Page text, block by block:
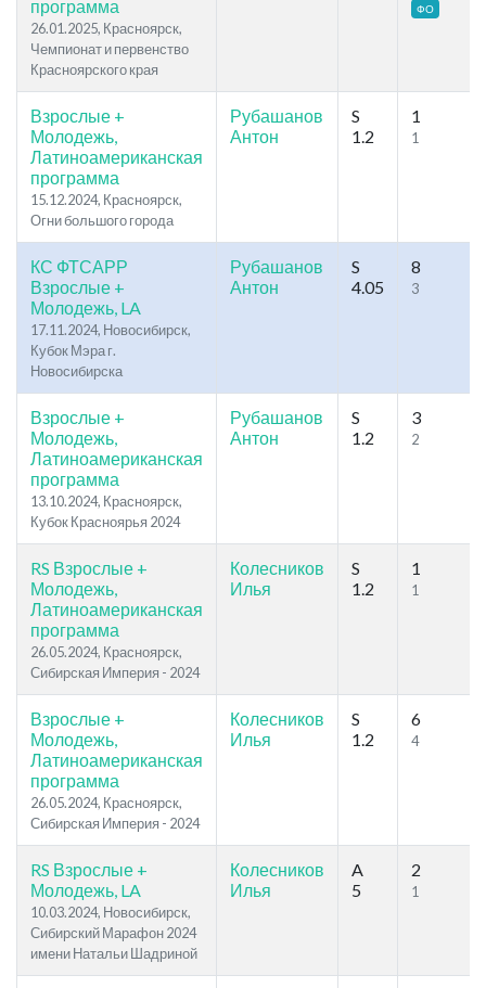
программа
26.01.2025, Красноярск,
Чемпионат и первенство
Красноярского края
ФО
Взрослые +
Молодежь,
Латиноамериканская
программа
15.12.2024, Красноярск,
Огни большого города
Рубашанов
Антон
S
1.2
1
1
КС ФТСАРР
Взрослые +
Молодежь, LA
17.11.2024, Новосибирск,
Кубок Мэра г.
Новосибирска
Рубашанов
Антон
S
4.05
8
3
Взрослые +
Молодежь,
Латиноамериканская
программа
13.10.2024, Красноярск,
Кубок Красноярья 2024
Рубашанов
Антон
S
1.2
3
2
RS Взрослые +
Молодежь,
Латиноамериканская
программа
26.05.2024, Красноярск,
Сибирская Империя - 2024
Колесников
Илья
S
1.2
1
1
Взрослые +
Молодежь,
Латиноамериканская
программа
26.05.2024, Красноярск,
Сибирская Империя - 2024
Колесников
Илья
S
1.2
6
4
RS Взрослые +
Молодежь, LA
10.03.2024, Новосибирск,
Сибирский Марафон 2024
имени Натальи Шадриной
Колесников
Илья
A
5
2
1